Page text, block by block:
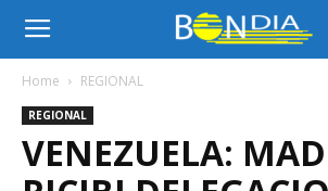
Bon
Dia
Home REGIONAL
REGIONAL
VENEZUELA: